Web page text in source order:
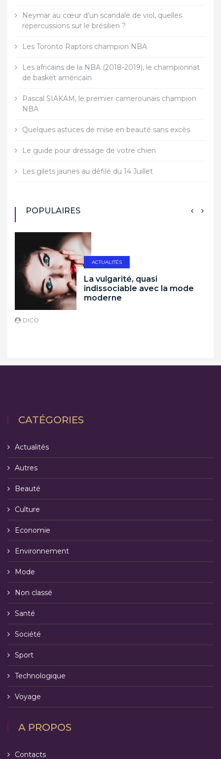
Neymar au cœur d’un scandale de viol, quelles
répercussions sur le brésilien ?
Les Toronto Raptors champion NBA
Les africains de la NBA (2018-2019), le championnat
de basket américain
Pascal SIAKAM, le premier camerounais champion
NBA
Quelques astuces de mise en beauté sans excès
Le guide pour dressage de votre chien
Les gilets jaunes au défilé du 14 Juillet
POPULAIRES
ACTUALITÉS
La vulgarité, quasi
indissociable avec la mode
moderne
DICO
CATÉGORIES
Actualités
Autres
Beauté
Culture
Economie
Environnement
Mode
Non classé
Santé
Société
Sport
Technologique
Voyage
A PROPOS
Contacts